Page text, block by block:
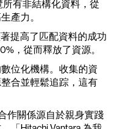
有非結構化資料，從
產力。
提高了匹配資料的成功
，從而釋放了資源。
位化機構。收集的資
合並輕鬆追踪，這有
作關係源自於親身實踐